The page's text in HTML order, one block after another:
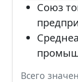
Союз
Всего